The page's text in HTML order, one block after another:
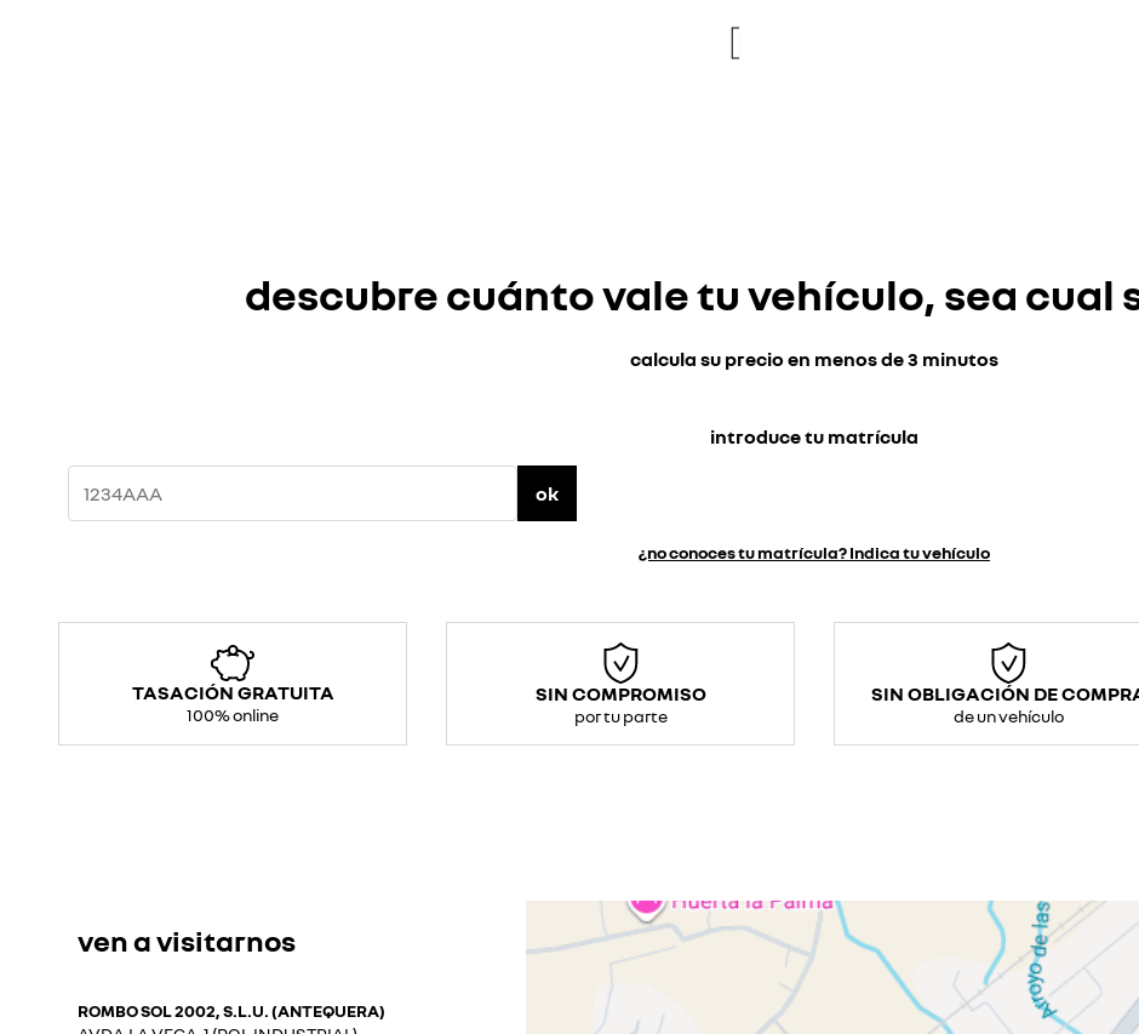
re
descubre cuánto vale tu vehículo, sea cual
calcula su precio en menos de 3 minutos
introduce tu matrícula
ok
¿no conoces tu matrícula? Indica tu vehículo
TASACIÓN GRATUITA
100% online
SIN COMPROMISO
por tu parte
SIN OBLIGACIÓN DE
de un vehículo
ven a visitarnos
ROMBO SOL 2002, S.L.U. (ANTEQUERA)